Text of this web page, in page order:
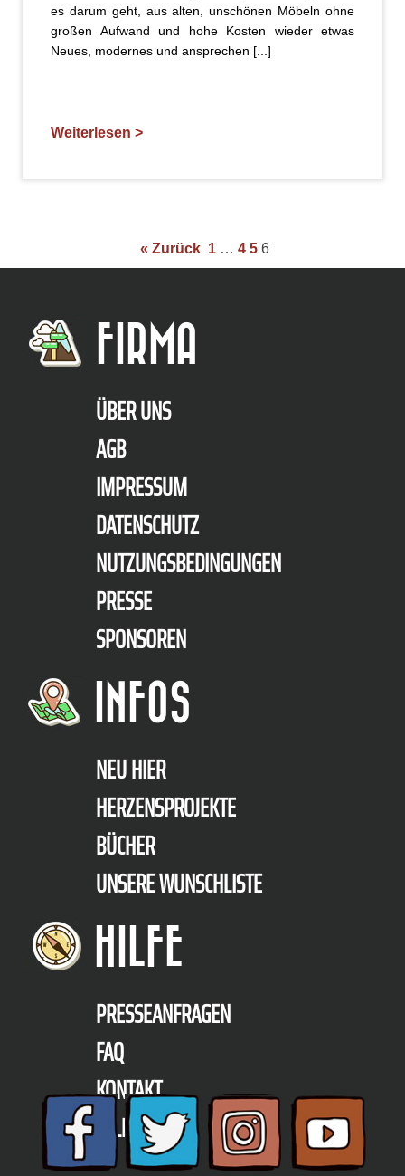
es darum geht, aus alten, unschönen Möbeln ohne
großen Aufwand und hohe Kosten wieder etwas
Neues, modernes und ansprechen [...]
Weiterlesen >
« Zurück 1 … 4 5 6
FIRMA
ÜBER UNS
AGB
IMPRESSUM
DATENSCHUTZ
NUTZUNGSBEDINGUNGEN
PRESSE
SPONSOREN
INFOS
NEU HIER
HERZENSPROJEKTE
BÜCHER
UNSERE WUNSCHLISTE
HILFE
PRESSEANFRAGEN
FAQ
KONTAKT
TELEFON